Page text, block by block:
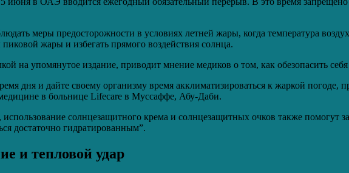
меры предосторожности в условиях летней жары, когда температура
жары и избегать прямого воздействия солнца.
на упомянутое издание, приводит мнение медиков о том, как обезопасить
дня и дайте своему организму время акклиматизироваться к жаркой погоде,
в больнице Lifecare в Муссаффе, Абу-Даби.
солнцезащитного крема и солнцезащитных очков также помогут
достаточно гидратированным”.
и тепловой удар